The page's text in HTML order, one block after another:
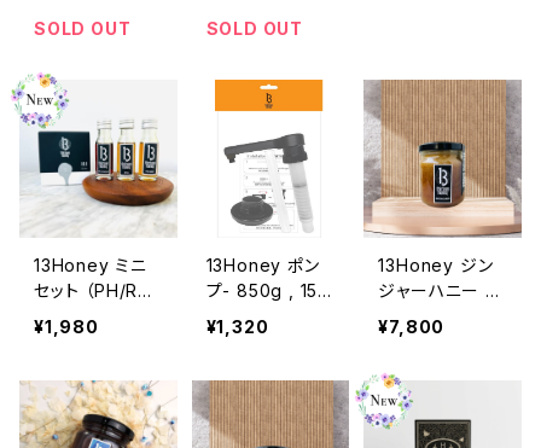
SOLD OUT
SOLD OUT
13Honey ミニ
セット （PH/RH/
AV）
¥1,980
13Honey ポン
プ- 850g , 150
0g 用
¥1,320
13Honey ジン
ジャーハニー 25
0g
¥7,800